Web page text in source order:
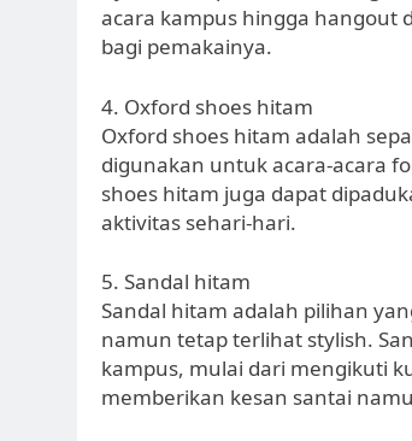
acara kampus hingga hangout
bagi pemakainya.
4. Oxford shoes hitam
Oxford shoes hitam adalah
digunakan untuk acara-acara
shoes hitam juga dapat
aktivitas sehari-hari.
5. Sandal hitam
Sandal hitam adalah pilihan
namun tetap terlihat stylish.
kampus, mulai dari mengikuti
memberikan kesan santai